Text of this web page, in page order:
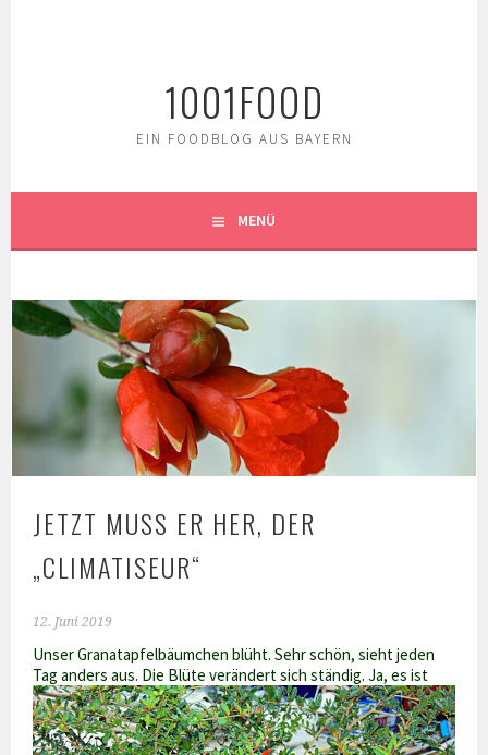
1001FOOD
EIN FOODBLOG AUS BAYERN
MENÜ
JETZT MUSS ER HER, DER
„CLIMATISEUR“
12. Juni 2019
Unser Granatapfelbäumchen blüht. Sehr schön, sieht jeden
Tag anders aus. Die Blüte verändert sich ständig. Ja, es ist